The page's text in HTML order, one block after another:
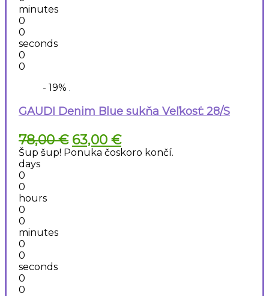
minutes
0
0
seconds
0
0
- 19%
GAUDI Denim Blue sukňa Veľkosť: 28/S
78,00€ Pôvodná
cena
bola:
63,00 €Aktuálna
cena
je:
Šup šup! Ponuka čoskoro končí.
days
0
0
hours
0
0
minutes
0
0
seconds
0
0